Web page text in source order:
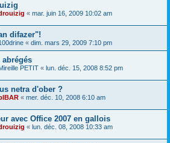
« mar. juin 16, 2009 10:02 am
difazer"!
« dim. mars 29, 2009 7:10 pm
PETIT « lun. déc. 15, 2008 8:52 pm
netra d'ober ?
« mer. déc. 10, 2008 6:10 am
avec Office 2007 en gallois
« lun. déc. 08, 2008 10:33 am